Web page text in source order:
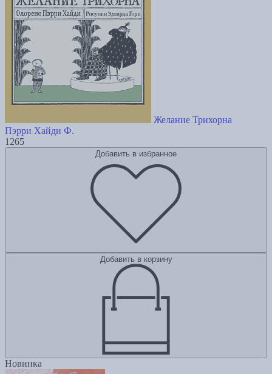
Желание Трихорна
Пэрри Хайди Ф.
1265
Добавить в избранное
Добавить в корзину
Новинка